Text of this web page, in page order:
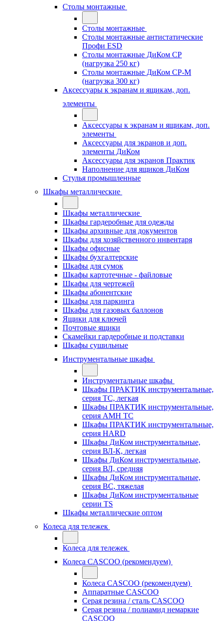
Столы монтажные
Столы монтажные
Столы монтажные антистатические
Профи ESD
Столы монтажные ДиКом СР
(нагрузка 250 кг)
Столы монтажные ДиКом СР-М
(нагрузка 300 кг)
Аксессуары к экранам и ящикам, доп.
элементы
Аксессуары к экранам и ящикам, доп.
элементы
Аксессуары для экранов и доп.
элементы ДиКом
Аксессуары для экранов Практик
Наполнение для ящиков ДиКом
Стулья промышленные
Шкафы металлические
Шкафы металлические
Шкафы гардеробные для одежды
Шкафы архивные для документов
Шкафы для хозяйственного инвентаря
Шкафы офисные
Шкафы бухгалтерские
Шкафы для сумок
Шкафы картотечные - файловые
Шкафы для чертежей
Шкафы абонентские
Шкафы для паркинга
Шкафы для газовых баллонов
Ящики для ключей
Почтовые ящики
Скамейки гардеробные и подставки
Шкафы сушильные
Инструментальные шкафы
Инструментальные шкафы
Шкафы ПРАКТИК инструментальные,
серия ТC, легкая
Шкафы ПРАКТИК инструментальные,
серия AMH TC
Шкафы ПРАКТИК инструментальные,
серия HARD
Шкафы ДиКом инструментальные,
cерия ВЛ-К, легкая
Шкафы ДиКом инструментальные,
серия ВЛ, средняя
Шкафы ДиКом инструментальные,
серия ВС, тяжелая
Шкафы ДиКом инструментальные
серии TS
Шкафы металлические оптом
Колеса для тележек
Колеса для тележек
Колеса CASCOO (рекомендуем)
Колеса CASCOO (рекомендуем)
Аппаратные CASCOO
Серая резина / сталь CASCOO
Серая резина / полиамид немаркие
CASCOO